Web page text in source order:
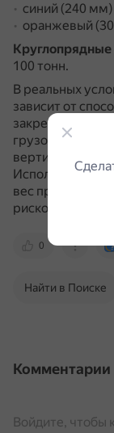
синий (240
оранжевый
Круглопрядные
100 тонн.
В реальных
зависит от
закрепляемых
вертикали и их
Использовать
вес
рискованно.
0
Найти в Поиске
Комментарии
Войдите, чтобы